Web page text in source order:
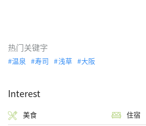
热门关键字
温泉 寿司 浅草 大阪
Interest
美食 住宿